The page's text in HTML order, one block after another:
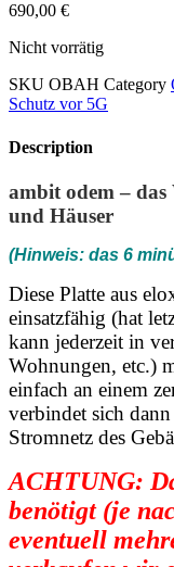
690,00 €
Nicht vorrätig
SKU OBAH Category
Schutz vor 5G
Description
ambit odem –
und Häuser
(Hinweis: das 6
Diese Platte aus
einsatzfähig (hat
kann jederzeit in
Wohnungen, etc.)
einfach an einem
verbindet sich
Stromnetz des
ACHTUNG:
benötigt (je
eventuell